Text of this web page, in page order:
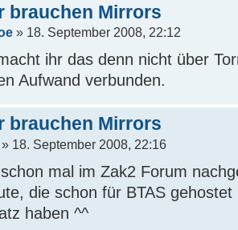
brauchen Mirrors
» 18. September 2008, 22:12
ihr das denn nicht über
Aufwand verbunden.
brauchen Mirrors
» 18. September 2008, 22:16
mal im Zak2 Forum
die schon für BTAS
haben ^^